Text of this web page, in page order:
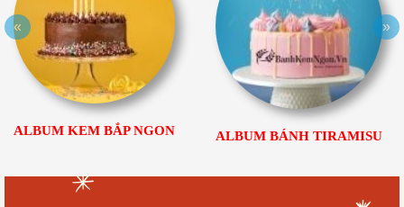
ALBUM KEM BẮP NGON ALBUM BÁNH TIRAMISU
« »